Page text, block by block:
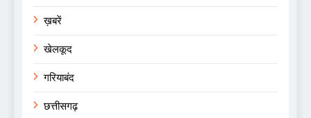
ख़बरें
खेलकूद
गरियाबंद
छत्तीसगढ़